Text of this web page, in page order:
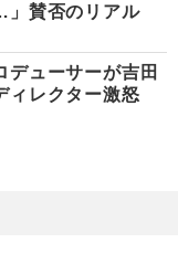
」賛否のリアル
デューサーが吉田
レクター激怒